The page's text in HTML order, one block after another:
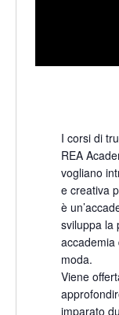
I corsi di
REA
vogliano
e creativa
è
sviluppa la
accademia
moda.
Viene
imparato